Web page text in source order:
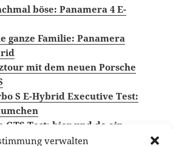
verwalten
böse: Panamera 4 E-
ganze Familie: Panamera
mit dem neuen Porsche
S E-Hybrid Executive Test:
GTS Test: hier und da ein